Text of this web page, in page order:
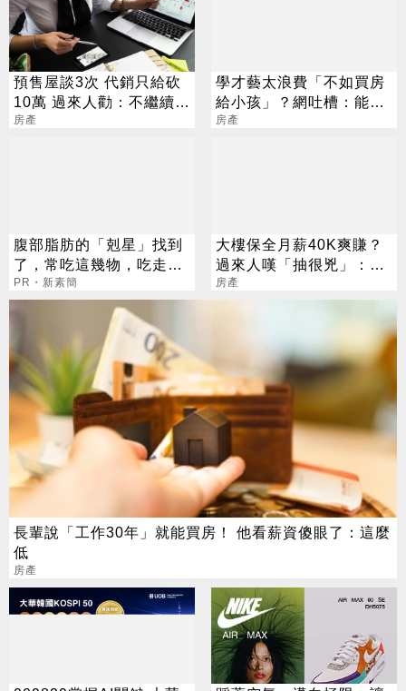
預售屋談3次 代銷只給砍
10萬 過來人勸：不繼續殺
會後悔
房產
學才藝太浪費「不如買房
給小孩」？網吐槽：能買
房就不差這點錢
房產
腹部脂肪的「剋星」找到
了，常吃這幾物，吃走大
肚囊，瘦出小蠻腰
PR・新素簡
大樓保全月薪40K爽賺？
過來人嘆「抽很兇」：僅
供參考
房產
長輩說「工作30年」就能買房！ 他看薪資傻眼了：這麼
低
房產